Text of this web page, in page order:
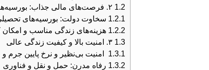
1.2
1.2.1 سخاوت دولت: بورسیه‌های
1.2.2 هزینه‌های زندگی مناسب و
1.3 ۳. امنیت بالا و کیفیت زندگی عالی
1.3.1 امنیت بی‌نظیر و نرخ پایین جرم و
1.3.2 رفاه مدرن: حمل و نقل و فناوری